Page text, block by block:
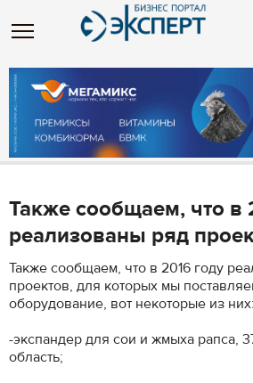
Также сообщаем, что в
реализованы ряд
Также сообщаем, что в 2016 году
проектов, для которых мы
оборудование, вот некоторые из них:
-экспандер для сои и жмыха рапса,
область;